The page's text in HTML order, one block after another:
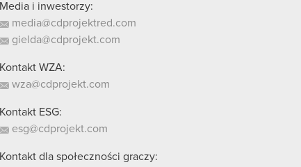
Media i inwestorzy:
media@cdprojektred.com
gielda@cdprojekt.com
Kontakt WZA:
wza@cdprojekt.com
Kontakt ESG:
esg@cdprojekt.com
Kontakt dla społeczności graczy: